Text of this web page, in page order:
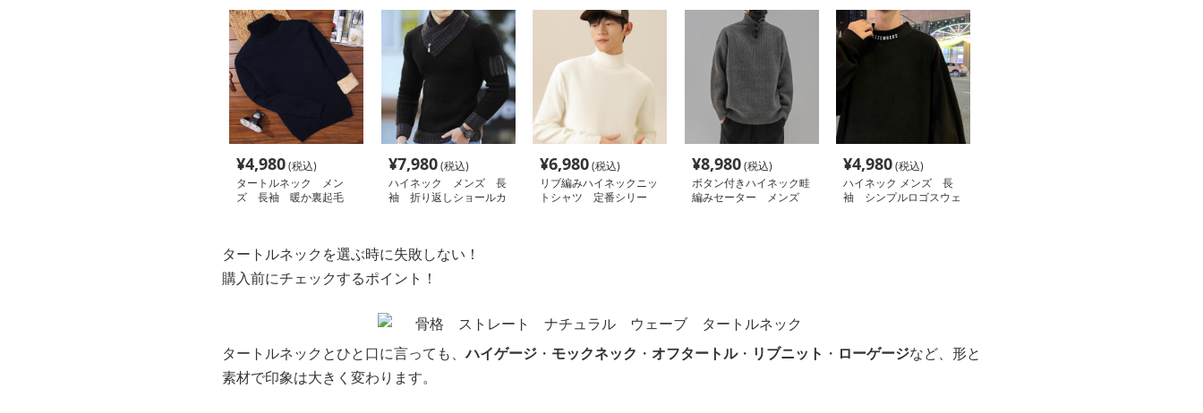
¥4,980(税込)
タートルネック メン
ズ 長袖 暖か裏起毛
¥7,980(税込)
ハイネック メンズ 長
袖 折り返しショールカ
¥6,980(税込)
リブ編みハイネックニッ
トシャツ 定番シリー
¥8,980(税込)
ボタン付きハイネック畦
編みセーター メンズ
¥4,980(税込)
ハイネック メンズ 長
袖 シンプルロゴスウェ
タートルネックを選ぶ時に失敗しない！
購入前にチェックするポイント！
タートルネックとひと口に言っても、ハイゲージ ・ モックネック ・ オフタートル・ リブニット ・ ローゲージなど、形と
素材で印象は大きく変わります。